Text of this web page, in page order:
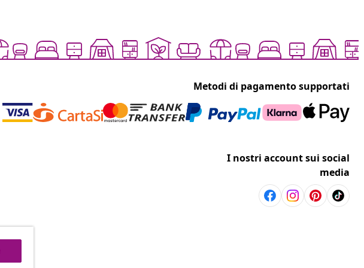
Metodi di pagamento supportati
I nostri account sui social
media